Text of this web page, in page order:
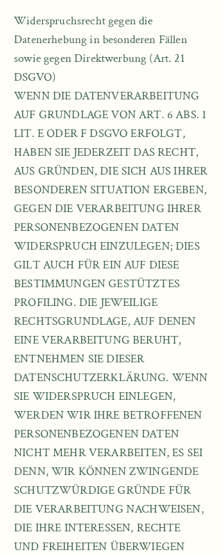
Widerspruchsrecht gegen die
Datenerhebung in besonderen Fällen
sowie gegen Direktwerbung (Art. 21
DSGVO)
WENN DIE DATENVERARBEITUNG
AUF GRUNDLAGE VON ART. 6 ABS. 1
LIT. E ODER F DSGVO ERFOLGT,
HABEN SIE JEDERZEIT DAS RECHT,
AUS GRÜNDEN, DIE SICH AUS IHRER
BESONDEREN SITUATION ERGEBEN,
GEGEN DIE VERARBEITUNG IHRER
PERSONENBEZOGENEN DATEN
WIDERSPRUCH EINZULEGEN; DIES
GILT AUCH FÜR EIN AUF DIESE
BESTIMMUNGEN GESTÜTZTES
PROFILING. DIE JEWEILIGE
RECHTSGRUNDLAGE, AUF DENEN
EINE VERARBEITUNG BERUHT,
ENTNEHMEN SIE DIESER
DATENSCHUTZERKLÄRUNG. WENN
SIE WIDERSPRUCH EINLEGEN,
WERDEN WIR IHRE BETROFFENEN
PERSONENBEZOGENEN DATEN
NICHT MEHR VERARBEITEN, ES SEI
DENN, WIR KÖNNEN ZWINGENDE
SCHUTZWÜRDIGE GRÜNDE FÜR
DIE VERARBEITUNG NACHWEISEN,
DIE IHRE INTERESSEN, RECHTE
UND FREIHEITEN ÜBERWIEGEN